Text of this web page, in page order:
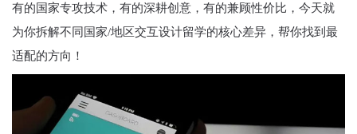
有的国家专攻技术，有的深耕创意，有的兼顾性价比，今天就
为你拆解不同国家/地区交互设计留学的核心差异，帮你找到最
适配的方向！